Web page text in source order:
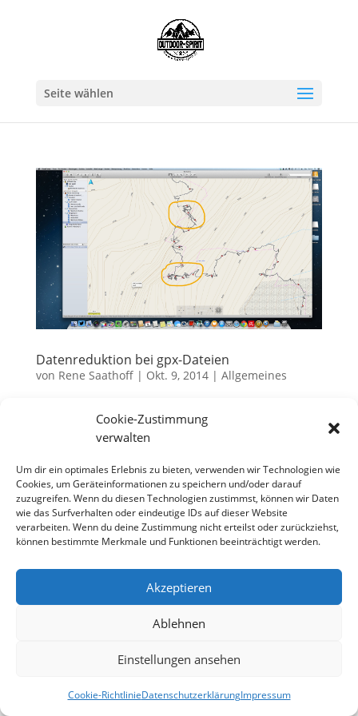
Cookie-Zustimmung
verwalten
Um dir ein optimales Erlebnis zu bieten, verwenden wir Technologien wie
Cookies, um Geräteinformationen zu speichern und/oder darauf
zuzugreifen. Wenn du diesen Technologien zustimmst, können wir Daten
wie das Surfverhalten oder eindeutige IDs auf dieser Website
verarbeiten. Wenn du deine Zustimmung nicht erteilst oder zurückziehst,
können bestimmte Merkmale und Funktionen beeinträchtigt werden.
Akzeptieren
Ablehnen
Einstellungen ansehen
Cookie-RichtlinieDatenschutzerklärungImpressum
Seite wählen
Datenreduktion bei gpx-Dateien
von Rene Saathoff| Okt. 9, 2014| Allgemeines
hoffentlich kalter Kaffee sein, aber ich finde immer
noch viele aufgezeichnete GPS-Tracks zum Download
im Internet, in denen die Daten so, wie sie vom Gerät
aufgenommen wurden, weiter gegeben werden –...
Datenschutzerklärung
Impressum
Cookie-Richtlinie (EU)
WordPress